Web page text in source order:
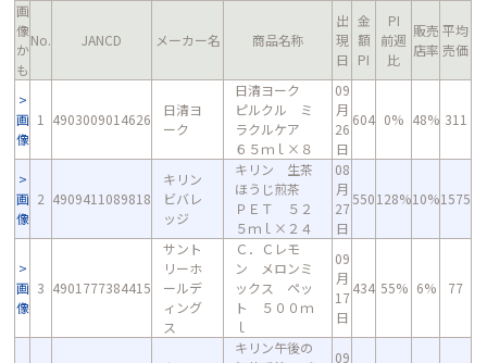
画
像
か
も
No. JANCD メーカー名 商品名称
出
現
日
金
額
PI
PI
前週
比
販売
店率
平均
売価
画
像
1 4903009014626
日清ヨ
ーク
日清ヨーク
ピルクル ミ
ラクルケア
６５ｍｌ×８
09
月
26
日
604 0% 48% 311
画
像
2 4909411089818
キリン
ビバレ
ッジ
キリン 生茶
ほうじ煎茶
ＰＥＴ ５２
５ｍｌ×２４
08
月
27
日
550128%10%1575
画
像
3 4901777384415
サント
リーホ
ールデ
ィング
ス
Ｃ．Ｃレモ
ン メロンミ
ックス ペッ
ト ５００ｍ
ｌ
09
月
17
日
434 55% 6% 77
キリン午後の
09